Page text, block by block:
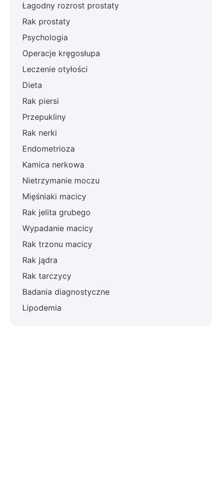
Łagodny rozrost prostaty
Rak prostaty
Psychologia
Operacje kręgosłupa
Leczenie otyłości
Dieta
Rak piersi
Przepukliny
Rak nerki
Endometrioza
Kamica nerkowa
Nietrzymanie moczu
Mięśniaki macicy
Rak jelita grubego
Wypadanie macicy
Rak trzonu macicy
Rak jądra
Rak tarczycy
Badania diagnostyczne
Lipodemia